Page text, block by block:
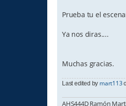
Prueba tu el
Ya nos diras....
Muchas gracias.
Last edited by mart113
AHS444D Ramón